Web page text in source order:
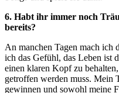
6. Habt ihr immer noch
bereits?
An manchen Tagen mach ich
ich das Gefühl, das Leben ist
einen klaren Kopf zu
getroffen werden muss. Mein
gewinnen und sowohl meine